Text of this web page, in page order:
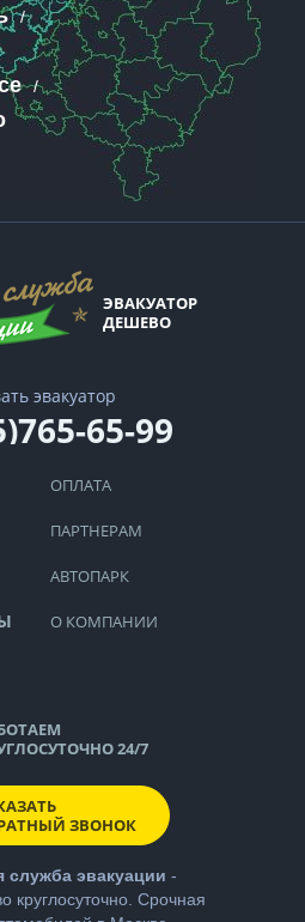
ЭВАКУАТОР
ДЕШЕВО
эвакуатор
65-99
ОПЛАТА
ПАРТНЕРАМ
АВТОПАРК
О КОМПАНИИ
24/7
ЗВОНОК
служба эвакуации -
круглосуточно. Срочная